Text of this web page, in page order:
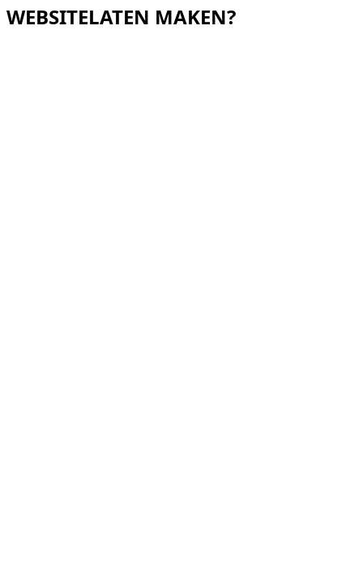
WEBSITELATEN MAKEN?